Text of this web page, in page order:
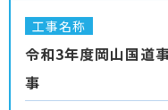
工事名称
令和3年度岡山国道
事